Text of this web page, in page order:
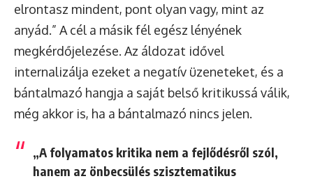
elrontasz mindent, pont olyan vagy, mint az
anyád.” A cél a másik fél egész lényének
megkérdőjelezése. Az áldozat idővel
internalizálja ezeket a negatív üzeneteket, és a
bántalmazó hangja a saját belső kritikussá válik,
még akkor is, ha a bántalmazó nincs jelen.
„A folyamatos kritika nem a fejlődésről szól,
hanem az önbecsülés szisztematikus